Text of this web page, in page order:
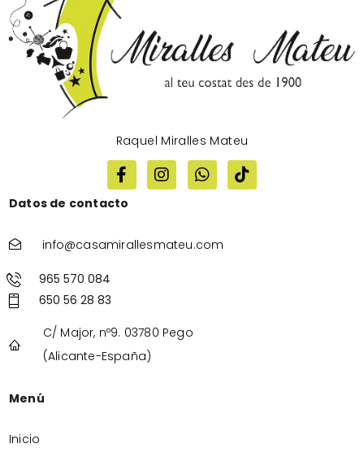
Raquel Miralles Mateu
Datos de contacto
info@casamirallesmateu.com
965 570 084
650 56 28 83
C/ Major, nº9. 03780 Pego
(Alicante-España)
Menú
Inicio